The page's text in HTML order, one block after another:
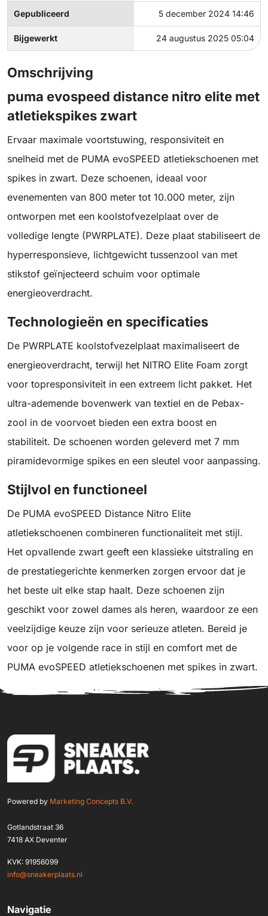
Gepubliceerd 5 december 2024 14:46
Bijgewerkt 24 augustus 2025 05:04
Omschrijving
puma evospeed distance nitro elite met
atletiekspikes zwart
Ervaar maximale voortstuwing, responsiviteit en
snelheid met de PUMA evoSPEED atletiekschoenen met
spikes in zwart. Deze schoenen, ideaal voor
evenementen van 800 meter tot 10.000 meter, zijn
ontworpen met een koolstofvezelplaat over de
volledige lengte (PWRPLATE). Deze plaat stabiliseert de
hyperresponsieve, lichtgewicht tussenzool van met
stikstof geïnjecteerd schuim voor optimale
energieoverdracht.
Technologieën en specificaties
De PWRPLATE koolstofvezelplaat maximaliseert de
energieoverdracht, terwijl het NITRO Elite Foam zorgt
voor topresponsiviteit in een extreem licht pakket. Het
ultra-ademende bovenwerk van textiel en de Pebax-
zool in de voorvoet bieden een extra boost en
stabiliteit. De schoenen worden geleverd met 7 mm
piramidevormige spikes en een sleutel voor aanpassing.
Stijlvol en functioneel
De PUMA evoSPEED Distance Nitro Elite
atletiekschoenen combineren functionaliteit met stijl.
Het opvallende zwart geeft een klassieke uitstraling en
de prestatiegerichte kenmerken zorgen ervoor dat je
het beste uit elke stap haalt. Deze schoenen zijn
geschikt voor zowel dames als heren, waardoor ze een
veelzijdige keuze zijn voor serieuze atleten. Bereid je
voor op je volgende race in stijl en comfort met de
PUMA evoSPEED atletiekschoenen met spikes in zwart.
Powered by Marketing Concepts B.V.
Gotlandstraat 36
7418 AX Deventer
KVK: 91956099
info@sneakerplaats.nl
Navigatie